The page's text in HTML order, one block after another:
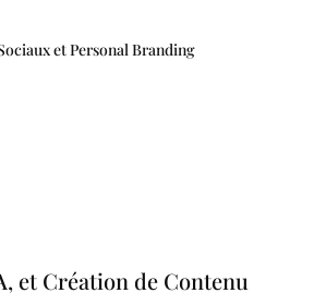
et Personal Branding
et Création de Contenu